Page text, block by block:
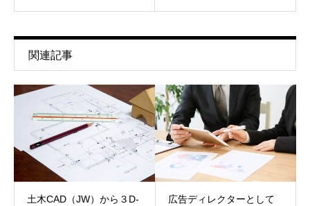
関連記事
土木CAD（JW）から３D-
広告ディレクターとして